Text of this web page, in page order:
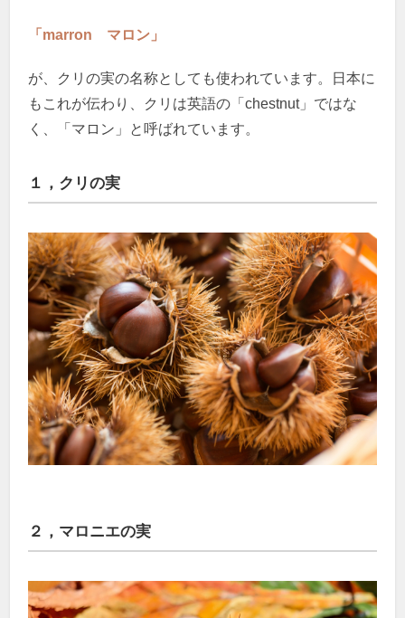
「marron マロン」
が、クリの実の名称としても使われています。日本に
もこれが伝わり、クリは英語の「chestnut」ではな
く、「マロン」と呼ばれています。
１，クリの実
２，マロニエの実